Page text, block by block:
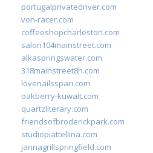
portugalprivatedriver.com
von-racer.com
coffeeshopcharleston.com
salon104mainstreet.com
alkaspringswater.com
318mainstreet8h.com
lovenailsspari.com
oakberry-kuwait.com
quartzliterary.com
friendsofbroderickpark.com
studiopiattellina.com
jannagrillspringfield.com